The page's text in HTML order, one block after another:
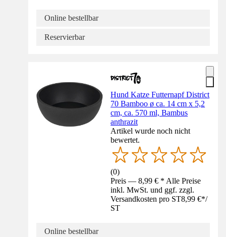
Online bestellbar
Reservierbar
Hund Katze Futternapf District
70 Bamboo ø ca. 14 cm x 5,2
cm, ca. 570 ml, Bambus
anthrazit
Artikel wurde noch nicht
bewertet.
(0)
Preis — 8,99 € * Alle Preise
inkl. MwSt. und ggf. zzgl.
Versandkosten pro ST8,99 €*/
ST
Online bestellbar